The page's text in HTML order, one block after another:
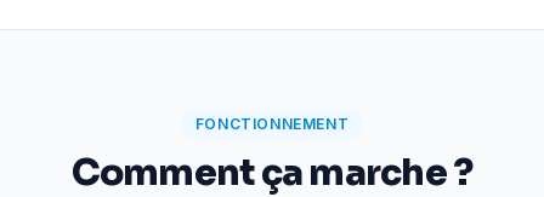
FONCTIONNEMENT
Comment ça marche ?